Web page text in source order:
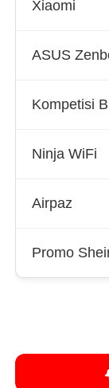
Xiaomi
ASUS
Kompetisi
Ninja WiFi
Airpaz
Promo